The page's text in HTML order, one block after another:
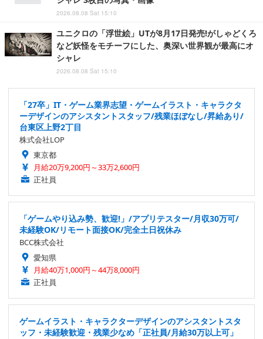
2026.08.08 Sat 15:10
ユニクロの「浮世絵」UTが8月17日発売!がしゃどくろ
など妖怪をモチーフにした、奥深い世界観が最高にオ
シャレ
2026.08.08 Sat 15:10
「27卒」IT・ゲーム業界志望・ゲームイラスト・キャラクタ
ーデザインのアシスタントスタッフ/残業ほぼなし/昇給あり/
台東区上野2丁目
株式会社LOP
東京都
月給20万9,200円～33万2,600円
正社員
「ゲームやり込み勢、歓迎!」/アプリテスター/月収30万可/
未経験OK/リモート面接OK/完全土日祝休み
BCC株式会社
愛知県
月給40万1,000円～44万8,000円
正社員
ゲームイラスト・キャラクターデザインのアシスタントスタ
ッフ・未経験歓迎・残業少なめ「正社員/月給30万以上可」